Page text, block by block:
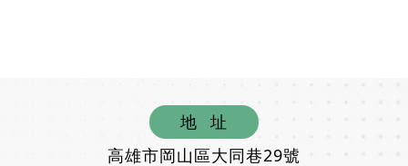
地
址
高雄市岡山區大同巷29號